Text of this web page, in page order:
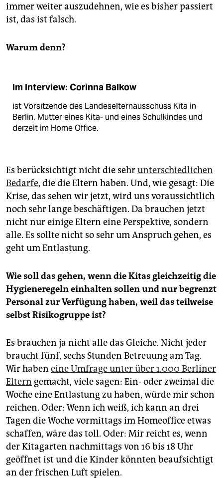
immer weiter auszudehnen, wie es bisher passiert
ist, das ist falsch.
Warum denn?
Im Interview: Corinna Balkow
ist Vorsitzende des Landeselternausschuss Kita in
Berlin, Mutter eines Kita- und eines Schulkindes und
derzeit im Home Office.
Es berücksichtigt nicht die sehrunterschiedlichen
Bedarfe, die die Eltern haben. Und, wie gesagt: Die
Krise, das sehen wir jetzt, wird uns voraussichtlich
noch sehr lange beschäftigen. Da brauchen jetzt
nicht nur einige Eltern eine Perspektive, sondern
alle. Es sollte nicht so sehr um Anspruch gehen, es
geht um Entlastung.
Wie soll das gehen, wenn die Kitas gleichzeitig die
Hygieneregeln einhalten sollen und nur begrenzt
Personal zur Verfügung haben, weil das teilweise
selbst Risikogruppe ist?
Es brauchen ja nicht alle das Gleiche. Nicht jeder
braucht fünf, sechs Stunden Betreuung am Tag.
Wir haben eine Umfrage unter über 1.000 Berliner
Eltern gemacht, viele sagen: Ein- oder zweimal die
Woche eine Entlastung zu haben, würde mir schon
reichen. Oder: Wenn ich weiß, ich kann an drei
Tagen die Woche vormittags im Homeoffice etwas
schaffen, wäre das toll. Oder: Mir reicht es, wenn
der Kitagarten nachmittags von 16 bis 18 Uhr
geöffnet ist und die Kinder könnten beaufsichtigt
an der frischen Luft spielen.